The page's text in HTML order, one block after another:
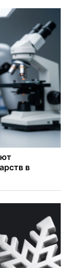
из музея
сыграла мать